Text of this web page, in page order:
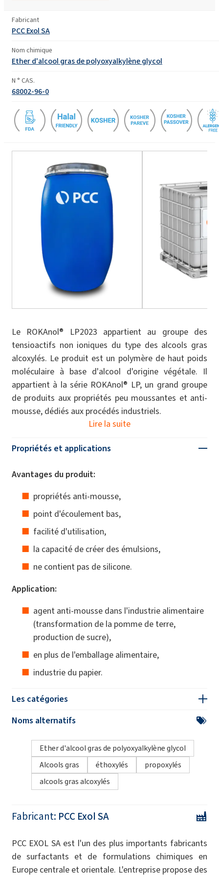
Fabricant
PCC Exol SA
Nom chimique
Ether d'alcool gras de polyoxyalkylène glycol
N ° CAS.
68002-96-0
Le ROKAnol® LP2023 appartient au groupe des
tensioactifs non ioniques du type des alcools gras
alcoxylés. Le produit est un polymère de haut poids
moléculaire à base d'alcool d'origine végétale. Il
appartient à la série ROKAnol® LP, un grand groupe
de produits aux propriétés peu moussantes et anti-
mousse, dédiés aux procédés industriels.
Lire la suite
Propriétés et applications
Avantages du produit:
propriétés anti-mousse,
point d'écoulement bas,
facilité d'utilisation,
la capacité de créer des émulsions,
ne contient pas de silicone.
Application:
agent anti-mousse dans l'industrie alimentaire
(transformation de la pomme de terre,
production de sucre),
en plus de l'emballage alimentaire,
industrie du papier.
Les catégories
Noms alternatifs
Ether d'alcool gras de polyoxyalkylène glycol
Alcools gras
éthoxylés
propoxylés
alcools gras alcoxylés
Fabricant: PCC Exol SA
PCC EXOL SA est l'un des plus importants fabricants
de surfactants et de formulations chimiques en
Europe centrale et orientale. L'entreprise propose des